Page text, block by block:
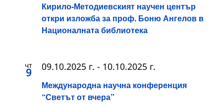
Кирило-Методиевският научен център
откри изложба за проф. Боню Ангелов в
Националната библиотека
чт
9
Международна научна конференция
“Светът от вчера”
09.10.2025 г. - 10.10.2025 г.